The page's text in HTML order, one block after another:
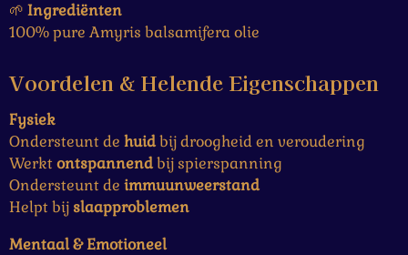
r
r
n
🌱 Ingrediënten
100% pure Amyris balsamifera olie
Voordelen & Helende Eigenschappen
Fysiek
Ondersteunt de huidbij droogheid en veroudering
Werkt ontspannendbij spierspanning
Ondersteunt de immuunweerstand
Helpt bij slaapproblemen
Mentaal & Emotioneel